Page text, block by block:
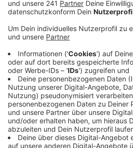
nannten Bus oder Bahn
Hauptverkehrsmittel.
Veröffentlicht:Dienstag, 05.04.2022
Anzeige
Hauptkritikpunkt war die Dauer
ÖPNV, fast die Hälfte der
als Grund dafür, nicht häufiger Bus
Allerdings hat auch die Pandemie
Menschen verändert. Vor Corona